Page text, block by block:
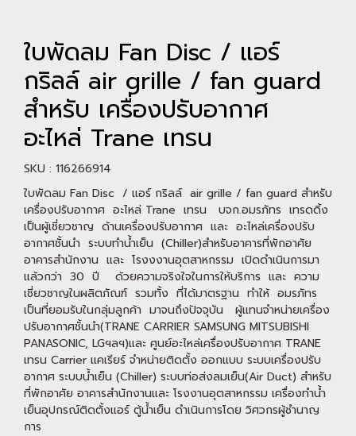
ใบพัดลม Fan Disc / แอร์
กริลล์ air grille / fan guard
สำหรับ เครื่องปรับอากาศ
อะไหล่ Trane เทรน
SKU : 116266914
ใบพัดลม Fan Disc / แอร์ กริลล์ air grille / fan guard สำหรับ
เครื่องปรับอากาศ อะไหล่ Trane เทรน บจก.อมรภัทร เทรดดิ้ง
เป็นผู้เชี่ยวชาญ ด้านเครื่องปรับอากาศ และ อะไหล่เครื่องปรับ
อากาศชั้นนำ ระบบทำน้ำเย็น (Chiller)สำหรับอาคารที่พักอาศัย
อาคารสำนักงาน และ โรงงงานอุตสาหกรรม เปิดดำเนินการมา
แล้วกว่า 30 ปี ด้วยความจริงใจในการให้บริการ และ ความ
เชี่ยวชาญในผลิตภัณฑ์ รวมทั้ง ที่ได้มาตรฐาน ทำให้ อมรภัทร
เป็นที่ยอมรับในกลุ่มลูกค้า มาจนถึงปัจจุบัน ผู้แทนจำหน่ายเครื่อง
ปรับอากาศชั้นนำ(TRANE CARRIER SAMSUNG MITSUBISHI
PANASONIC, LGฯลฯ)และ ศูนย์อะไหล่เครื่องปรับอากาศ TRANE
เทรน Carrier แคเรียร์ จำหน่ายติดตั้ง ออกแบบ ระบบเครื่องปรับ
อากาศ ระบบน้ำเย็น (Chiller) ระบบท่อส่งลมเย็น(Air Duct) สำหรับ
ที่พักอาศัย อาคารสำนักงานและ โรงงานอุตสาหกรรม เครื่องทำน้ำ
เย็นอุปกรณ์ติดตั้งแอร์ ตู้น้ำเย็น ดำเนินการโดย วิศวกรผู้ชำนาญ
การ